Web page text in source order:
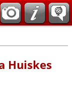
Huiskes